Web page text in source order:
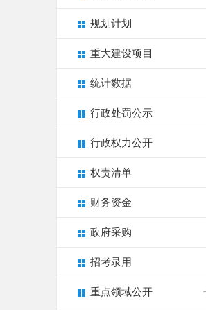
规划计划
重大建设项目
统计数据
行政处罚公示
行政权力公开
权责清单
财务资金
政府采购
招考录用
重点领域公开